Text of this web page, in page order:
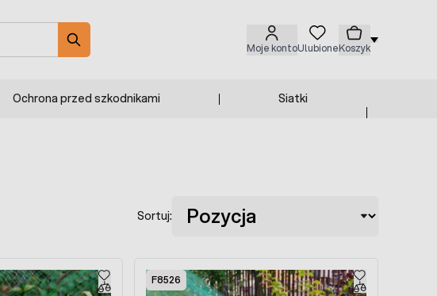
Moje kontoUlubioneKoszyk
Ochrona przed szkodnikami Siatki
Sortuj:
F8526